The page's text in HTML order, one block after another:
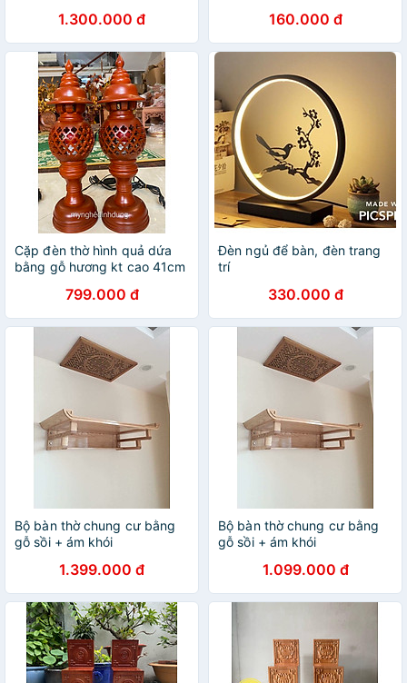
1.300.000 đ 160.000 đ
Cặp đèn thờ hình quả dứa
bằng gỗ hương kt cao 41cm
799.000 đ
Đèn ngủ để bàn, đèn trang
trí
330.000 đ
Bộ bàn thờ chung cư bằng
gỗ sồi + ám khói
1.399.000 đ
Bộ bàn thờ chung cư bằng
gỗ sồi + ám khói
1.099.000 đ